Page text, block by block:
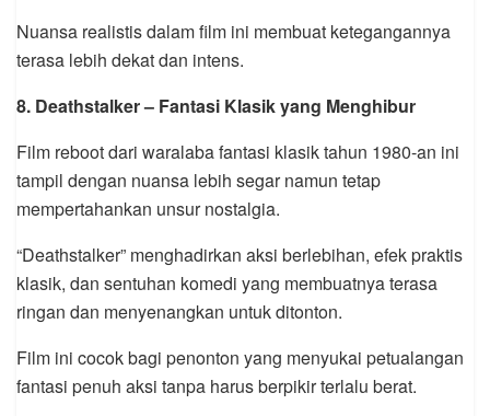
Nuansa realistis dalam film ini membuat ketegangannya
terasa lebih dekat dan intens.
8. Deathstalker– Fantasi Klasik yang Menghibur
Film reboot dari waralaba fantasi klasik tahun 1980-an ini
tampil dengan nuansa lebih segar namun tetap
mempertahankan unsur nostalgia.
“Deathstalker” menghadirkan aksi berlebihan, efek praktis
klasik, dan sentuhan komedi yang membuatnya terasa
ringan dan menyenangkan untuk ditonton.
Film ini cocok bagi penonton yang menyukai petualangan
fantasi penuh aksi tanpa harus berpikir terlalu berat.